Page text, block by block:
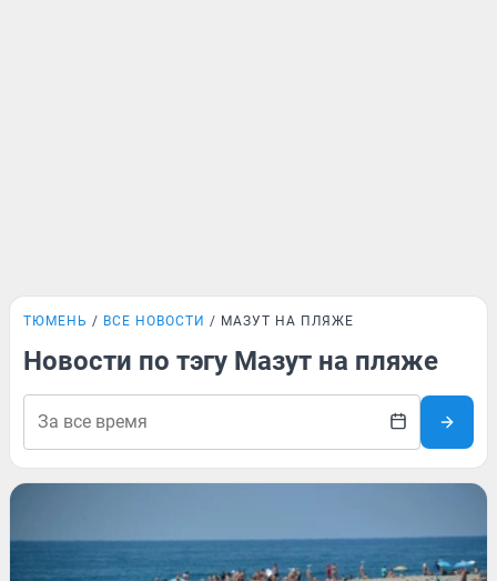
ТЮМЕНЬ ВСЕ НОВОСТИ МАЗУТ НА ПЛЯЖЕ
Новости по тэгу Мазут на пляже